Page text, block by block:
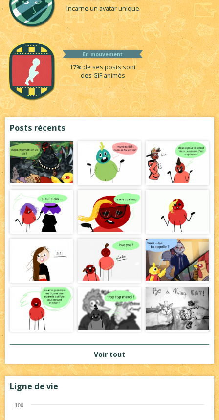
Incarne un avatar unique
En mouvement
17% de ses posts sont
des GIF animés
Posts récents
Voir tout
Ligne de vie
100